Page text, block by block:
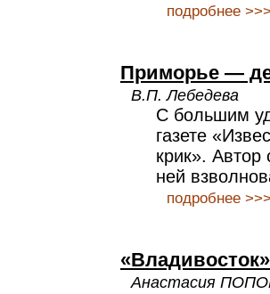
подробнее >>>
Приморье —
В.П. Лебедева
С большим
газете
крик». Автор
ней
подробнее >>>
Анастасия